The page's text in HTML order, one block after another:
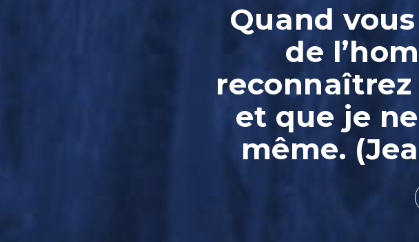
Quand
de
reconnaîtrez
et que je
même.